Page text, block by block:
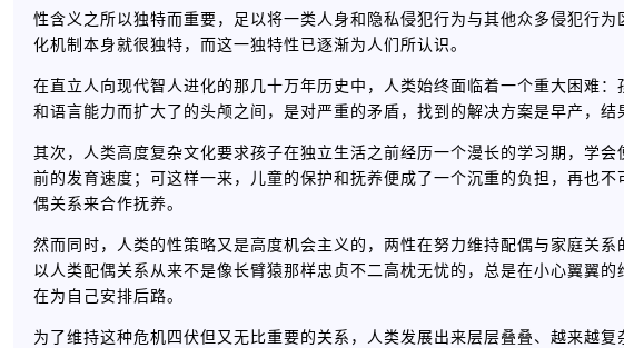
性含义之所以独特而重要，足以将一类人身和隐私侵犯行为与其他众多侵犯行
化机制本身就很独特，而这一独特性已逐渐为人们所认识。
在直立人向现代智人进化的那几十万年历史中，人类始终面临着一个重大困难
和语言能力而扩大了的头颅之间，是对严重的矛盾，找到的解决方案是早产，结
其次，人类高度复杂文化要求孩子在独立生活之前经历一个漫长的学习期，学
前的发育速度；可这样一来，儿童的保护和抚养便成了一个沉重的负担，再也
偶关系来合作抚养。
然而同时，人类的性策略又是高度机会主义的，两性在努力维持配偶与家庭关
以人类配偶关系从来不是像长臂猿那样忠贞不二高枕无忧的，总是在小心翼翼
在为自己安排后路。
为了维持这种危机四伏但又无比重要的关系，人类发展出来层层叠叠、越来越